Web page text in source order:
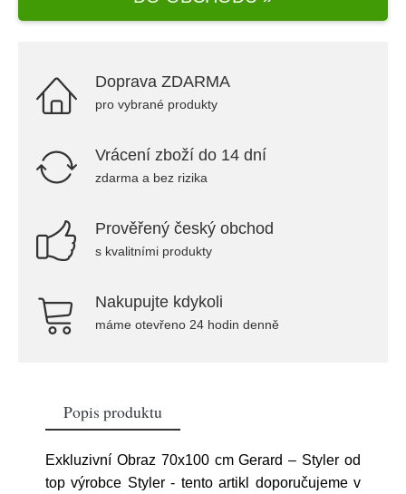
Doprava ZDARMA
pro vybrané produkty
Vrácení zboží do 14 dní
zdarma a bez rizika
Prověřený český obchod
s kvalitními produkty
Nakupujte kdykoli
máme otevřeno 24 hodin denně
Popis produktu
Exkluzivní Obraz 70x100 cm Gerard – Styler od
top výrobce Styler - tento artikl doporučujeme v